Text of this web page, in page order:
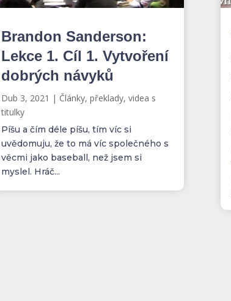
Brandon Sanderson:
Lekce 1. Cíl 1. Vytvoření
dobrých návyků
Dub 3, 2021 | Články, překlady, videa s
titulky
Píšu a čím déle píšu, tím víc si
uvědomuju, že to má víc společného s
věcmi jako baseball, než jsem si
myslel. Hráč...